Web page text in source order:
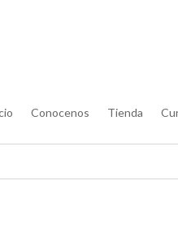
Conocenos Tienda